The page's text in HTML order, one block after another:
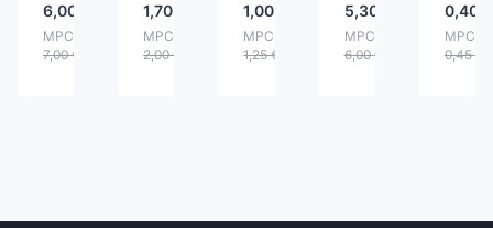
6,00
MPC:
7,00€
1,70
MPC:
2,00€
1,00
MPC:
1,25€
5,30
MPC:
6,00€
0,40
MPC:
0,45€